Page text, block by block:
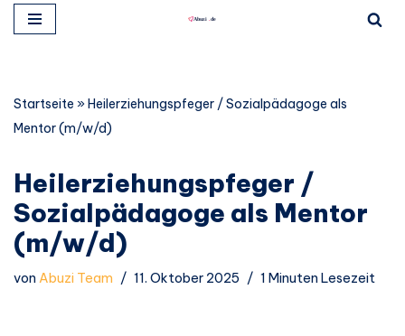
springen
Startseite »Heilerziehungspfeger / Sozialpädagoge als
Mentor (m/w/d)
Heilerziehungspfeger /
Sozialpädagoge als Mentor
(m/w/d)
vonAbuzi Team 11. Oktober 2025 1 Minuten Lesezeit